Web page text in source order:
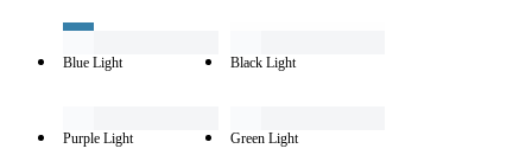
Blue Light Black Light
Purple Light Green Light